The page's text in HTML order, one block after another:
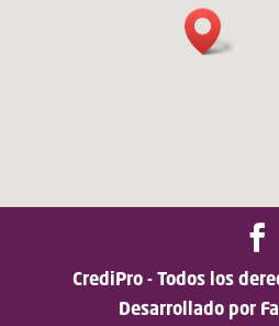
CrediPro - Todos los
Desarrollado por